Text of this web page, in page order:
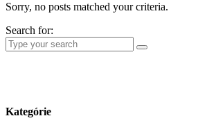
Sorry, no posts matched your criteria.
Search for:
Kategórie